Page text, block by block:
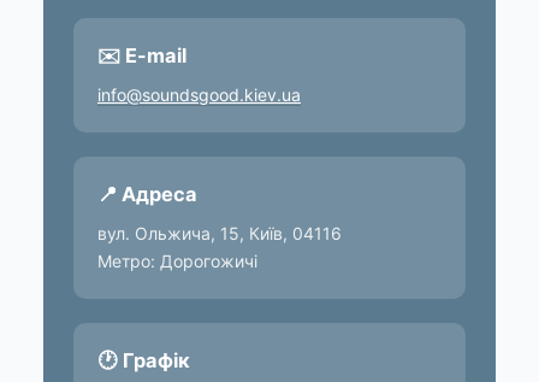
✉️ E-mail
info@soundsgood.kiev.ua
📍 Адреса
вул. Ольжича, 15, Київ, 04116
Метро: Дорогожичі
🕐 Графік